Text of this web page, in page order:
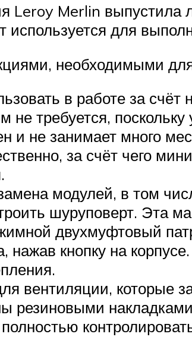
Merlin выпустила
используется для
необходимыми
в работе за
требуется,
и не занимает много
за счёт чего
модулей, в том
шуруповерт. Эта
двухмуфтовый
нажав кнопку на
вентиляции, которые
резиновыми